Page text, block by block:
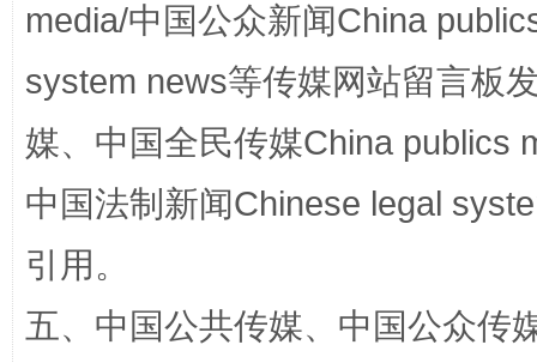
站台名比不上好声名
media/中国公众新闻China
system news等传媒网站留言板
媒、中国全民传媒China publics
中国法制新闻Chinese legal
引用。
五、中国公共传媒、中国公众传